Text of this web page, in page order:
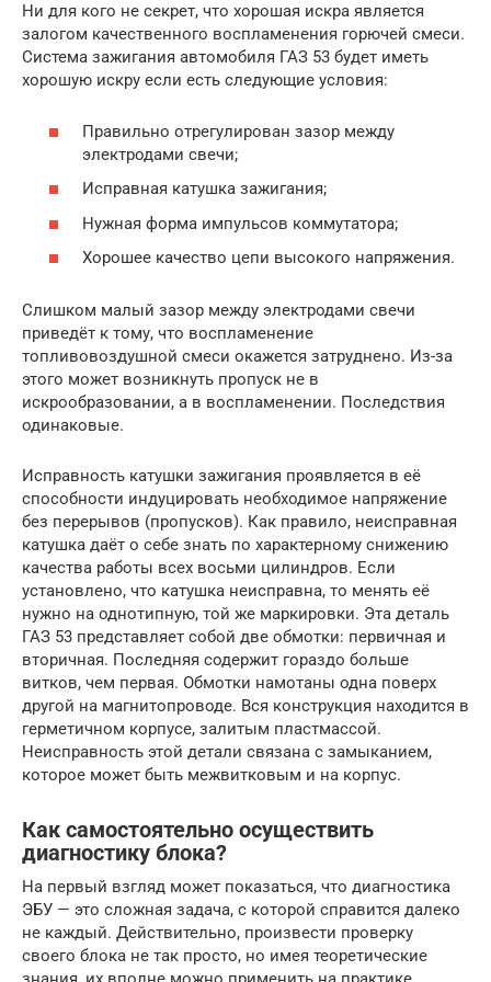
Ни для кого не секрет, что хорошая искра является
залогом качественного воспламенения горючей смеси.
Система зажигания автомобиля ГАЗ 53 будет иметь
хорошую искру если есть следующие условия:
Правильно отрегулирован зазор между
электродами свечи;
Исправная катушка зажигания;
Нужная форма импульсов коммутатора;
Хорошее качество цепи высокого напряжения.
Слишком малый зазор между электродами свечи
приведёт к тому, что воспламенение
топливовоздушной смеси окажется затруднено. Из-за
этого может возникнуть пропуск не в
искрообразовании, а в воспламенении. Последствия
одинаковые.
Исправность катушки зажигания проявляется в её
способности индуцировать необходимое напряжение
без перерывов (пропусков). Как правило, неисправная
катушка даёт о себе знать по характерному снижению
качества работы всех восьми цилиндров. Если
установлено, что катушка неисправна, то менять её
нужно на однотипную, той же маркировки. Эта деталь
ГАЗ 53 представляет собой две обмотки: первичная и
вторичная. Последняя содержит гораздо больше
витков, чем первая. Обмотки намотаны одна поверх
другой на магнитопроводе. Вся конструкция находится в
герметичном корпусе, залитым пластмассой.
Неисправность этой детали связана с замыканием,
которое может быть межвитковым и на корпус.
Как самостоятельно осуществить
диагностику блока?
На первый взгляд может показаться, что диагностика
ЭБУ — это сложная задача, с которой справится далеко
не каждый. Действительно, произвести проверку
своего блока не так просто, но имея теоретические